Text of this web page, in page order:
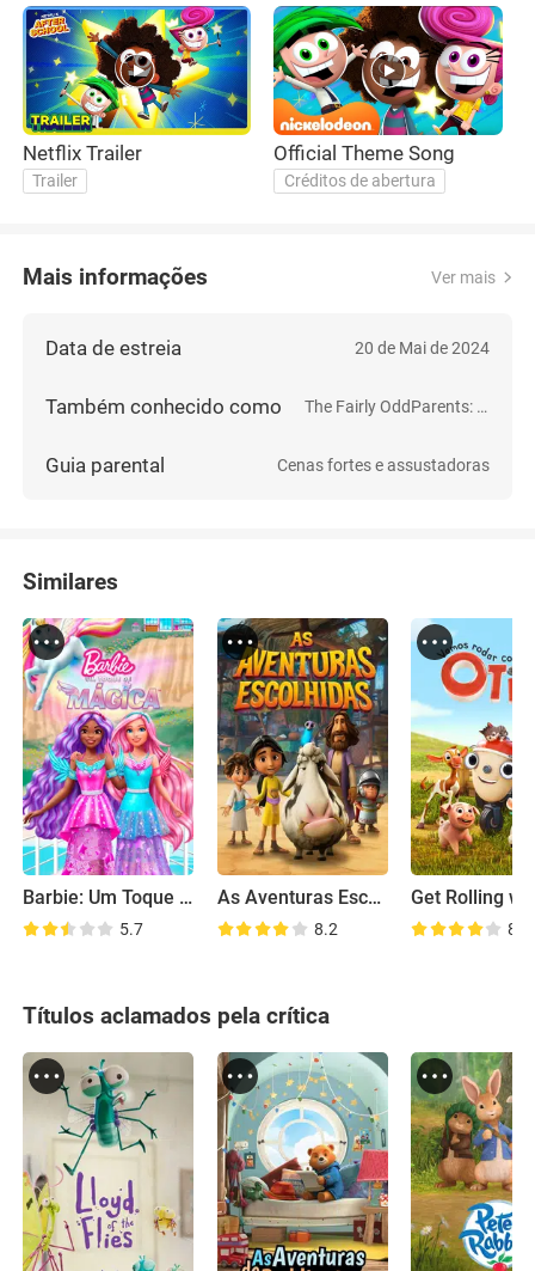
Netflix Trailer
Trailer
Official Theme Song
Créditos de abertura
Mais informações Ver mais
Data de estreia 20 de Mai de 2024
Também conhecido como The Fairly OddParents: A New Wish
Guia parental Cenas fortes e assustadoras
Similares
Barbie: Um Toque de Mágica
5.7
As Aventuras Escolhidas
8.2 8.1
Títulos aclamados pela crítica